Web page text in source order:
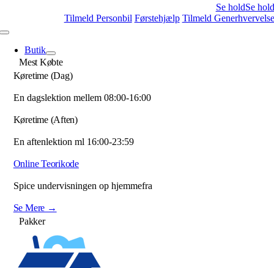
Se holdSe hold
Tilmeld Personbil Førstehjælp Tilmeld Generhvervelse
Toggle
Navigation
Butik
Mest Købte
Køretime (Dag)
En dagslektion mellem 08:00-16:00
Køretime (Aften)
En aftenlektion ml 16:00-23:59
Online Teorikode
Spice undervisningen op hjemmefra
Se Mere →
Pakker